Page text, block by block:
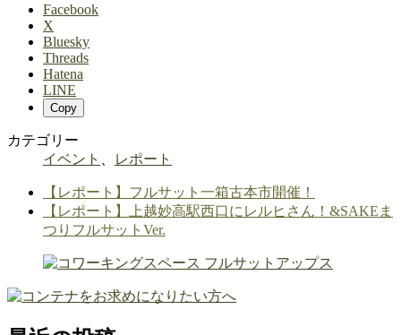
Facebook
X
Bluesky
Threads
Hatena
LINE
Copy
カテゴリー
イベント
レポート
【レポート】フルサット一箱古本市開催！
【レポート】上越妙高駅西口にレルヒさん！&SAKEま
つりフルサットVer.